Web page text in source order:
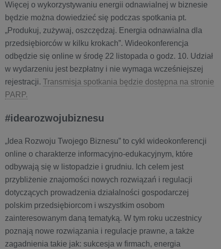
Więcej o wykorzystywaniu energii odnawialnej w biznesie
będzie można dowiedzieć się podczas spotkania pt.
„Produkuj, zużywaj, oszczędzaj. Energia odnawialna dla
przedsiębiorców w kilku krokach”. Wideokonferencja
odbędzie się online w środę 22 listopada o godz. 10. Udział
w wydarzeniu jest bezpłatny i nie wymaga wcześniejszej
rejestracji. Transmisja spotkania będzie dostępna na stronie
PARP.
#idearozwojubiznesu
„Idea Rozwoju Twojego Biznesu” to cykl wideokonferencji
online o charakterze informacyjno-edukacyjnym, które
odbywają się w listopadzie i grudniu. Ich celem jest
przybliżenie znajomości nowych rozwiązań i regulacji
dotyczących prowadzenia działalności gospodarczej
polskim przedsiębiorcom i wszystkim osobom
zainteresowanym daną tematyką. W tym roku uczestnicy
poznają nowe rozwiązania i regulacje prawne, a także
zagadnienia takie jak: sukcesja w firmach, energia